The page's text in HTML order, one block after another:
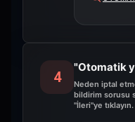
4
"Otomatik
Neden iptal
bildirim sorusu
"İleri"ye tıklayın.